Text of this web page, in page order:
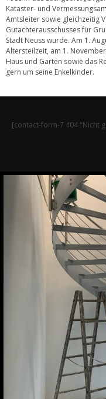
Kataster- und
Amtsleiter sowie gleichzeitig
Gutachterausschusses für
Stadt Neuss wurde. Am 1.
Altersteilzeit, am 1.
Haus und Garten sowie das
gern um seine Enkelkinder.
[contact-form-7 404 "Nicht